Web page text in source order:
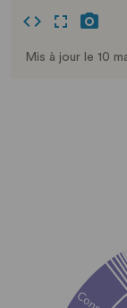
Mis à jour le 10